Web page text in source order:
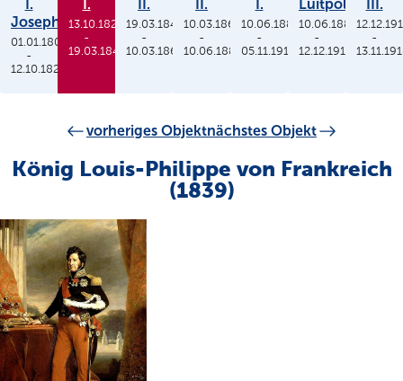
I.
Joseph
01.01.1806
-
12.10.1825
I.
13.10.1825
-
19.03.1848
II.
19.03.1848
-
10.03.1864
II.
10.03.1864
-
10.06.1886
I.
10.06.1886
-
05.11.1913
Luitpold
10.06.1886
-
12.12.1912
III.
-
vorheriges Objektnächstes Objekt
König Louis-Philippe von Frankreich
(1839)